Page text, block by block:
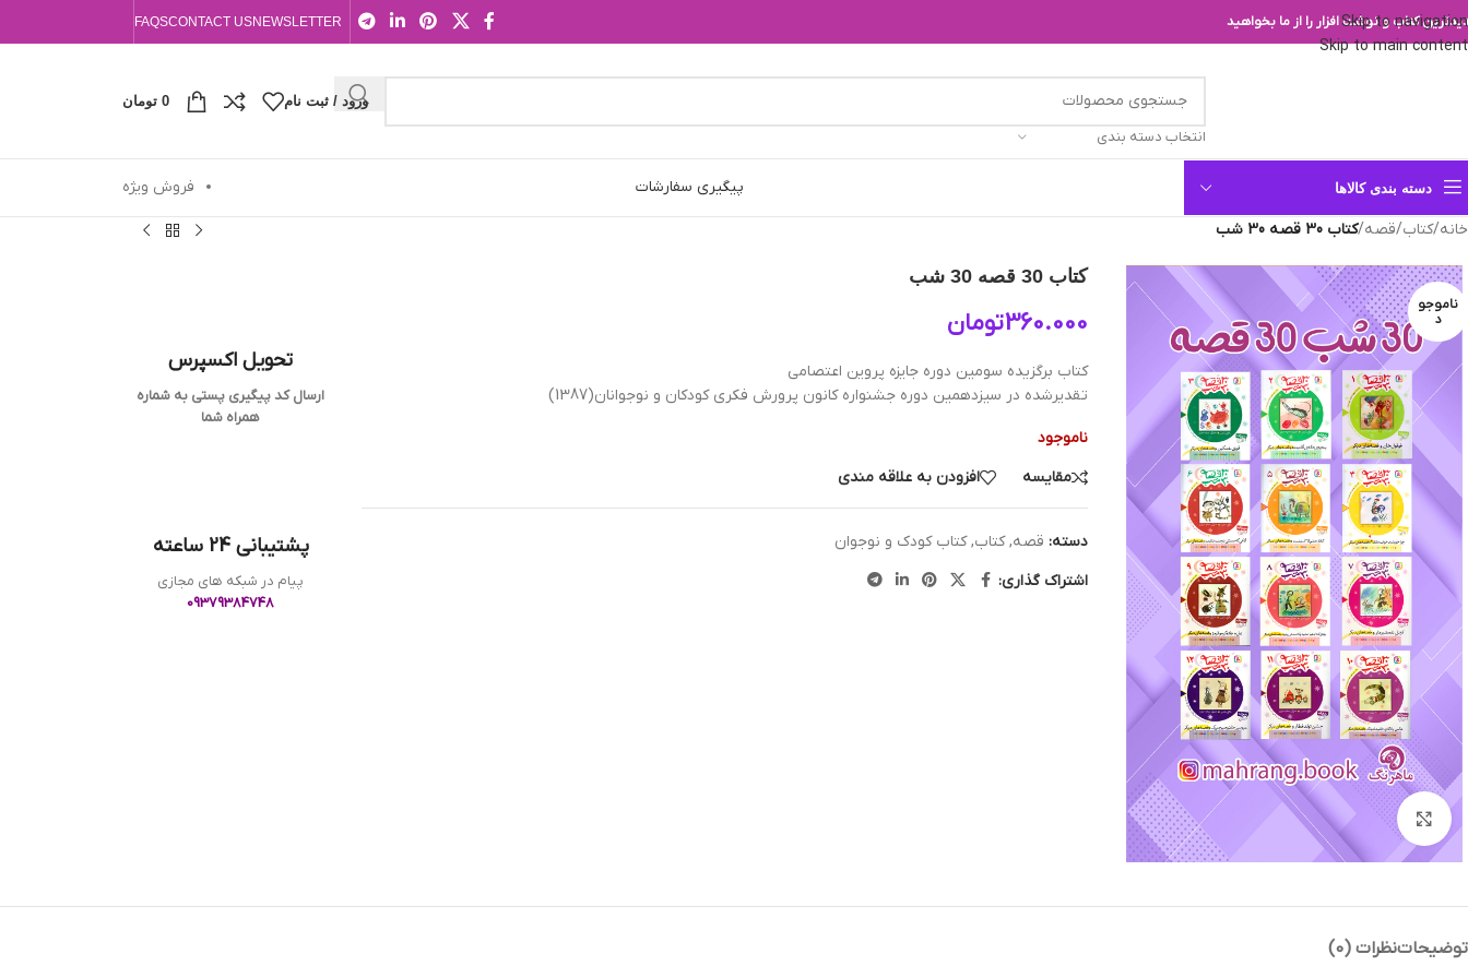
Skip to navigation
Skip to main content
کتاب و نوشت افزار را از ما بخواهید NEWSLETTER
CONTACT US
FAQS
انتخاب دسته بندی
ورود / ثبت نام 0 تومان
دسته بندی کالاها پیگیری سفارشات فروش ویژه
خانه/کتاب/قصه/کتاب 30 قصه 30 شب
ناموجو
د
بزرگنمایی تصویر
کتاب 30 قصه 30 شب
360.000تومان
کتاب برگزیده سومین دوره جایزه پروین اعتصامی
تقدیرشده در سیزدهمین دوره جشنواره کانون پرورش فکری کودکان و نوجوانان(1387)
ناموجود
مقایسه
افزودن به علاقه مندی
دسته: قصه, کتاب, کتاب کودک و نوجوان
اشتراک گذاری:
تحویل اکسپرس
ارسال کد پیگیری پستی به شماره
همراه شما
پشتیبانی 24 ساعته
پیام در شبکه های مجازی
09379384748
توضیحاتنظرات (0)